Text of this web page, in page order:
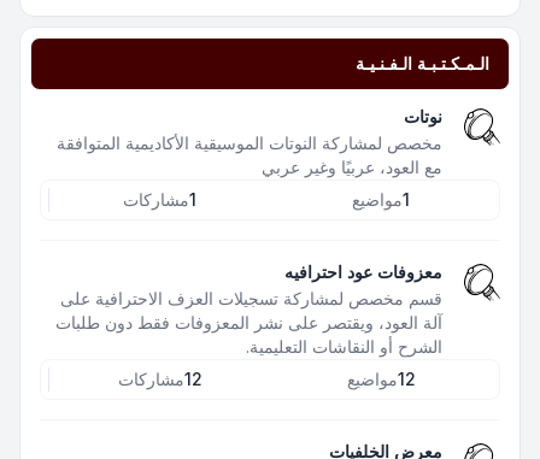
الـمـكـتـبـة الـفـنـيـة
نوتات
مخصص لمشاركة النوتات الموسيقية الأكاديمية المتوافقة
مع العود، عربيًا وغير عربي
1مواضيع 1مشاركات
معزوفات عود احترافيه
قسم مخصص لمشاركة تسجيلات العزف الاحترافية على
آلة العود، ويقتصر على نشر المعزوفات فقط دون طلبات
الشرح أو النقاشات التعليمية.
12مواضيع 12مشاركات
معرض الخلفيات